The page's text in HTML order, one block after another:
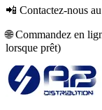
📲 Contactez-nous
🌐 Commandez en
lorsque prêt)